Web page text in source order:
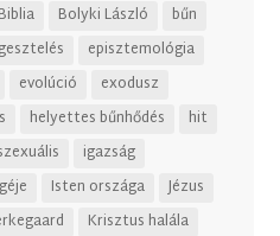
Biblia Bolyki László
bűn
episztemológia
evolúció
exodusz
helyettes bűnhődés
hit
igazság
Isten országa
Jézus
Krisztus halála